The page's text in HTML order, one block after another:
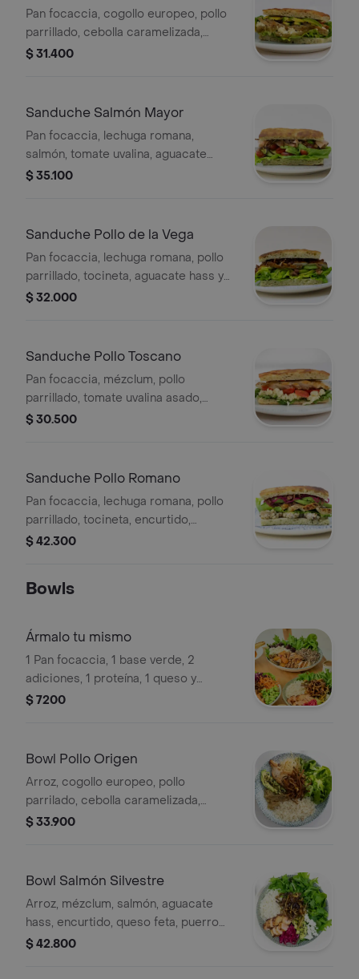
Pan focaccia, cogollo europeo, pollo
parrillado, cebolla caramelizada,
aguacate hass, queso mozzarella y
$ 31.400
Sanduche Salmón Mayor
Pan focaccia, lechuga romana,
salmón, tomate uvalina, aguacate
hass, puerro crocante y vinagreta
$ 35.100
Sanduche Pollo de la Vega
Pan focaccia, lechuga romana, pollo
parrillado, tocineta, aguacate hass y
vinagreta blanca.
$ 32.000
Sanduche Pollo Toscano
Pan focaccia, mézclum, pollo
parrillado, tomate uvalina asado,
queso mozzarella y salsa pesto.
$ 30.500
Sanduche Pollo Romano
Pan focaccia, lechuga romana, pollo
parrillado, tocineta, encurtido,
aguacate hass, queso azul
$ 42.300
Bowls
Ármalo tu mismo
1 Pan focaccia, 1 base verde, 2
adiciones, 1 proteína, 1 queso y
vinagreta de tu elección.
$ 7200
Bowl Pollo Origen
Arroz, cogollo europeo, pollo
parrilado, cebolla caramelizada,
aguacate hass, queso parmesano,
$ 33.900
Bowl Salmón Silvestre
Arroz, mézclum, salmón, aguacate
hass, encurtido, queso feta, puerro
crocante y vinagreta alioli.
$ 42.800